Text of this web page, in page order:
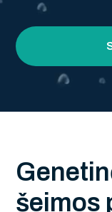
Genetin
šeimos